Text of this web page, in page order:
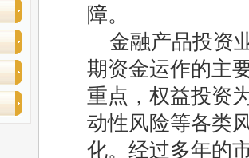
障。
金融产品投资
期资金运作的主
重点，权益投资
动性风险等各类
化。经过多年的